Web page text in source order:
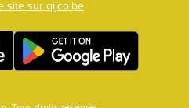
site sur qijco.be